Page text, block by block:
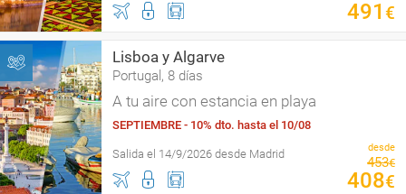
491 €
Lisboa y Algarve
Portugal, 8 días
A tu aire con estancia en playa
SEPTIEMBRE - 10% dto. hasta el 10/08
Salida el 14/9/2026 desde Madrid desde
453€
408€